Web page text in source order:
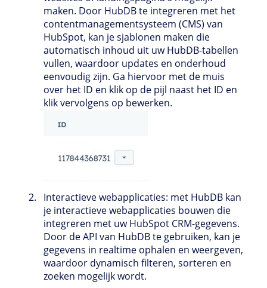
maken. Door HubDB te integreren met het
contentmanagementsysteem (CMS) van
HubSpot, kan je sjablonen maken die
automatisch inhoud uit uw HubDB-tabellen
vullen, waardoor updates en onderhoud
eenvoudig zijn. Ga hiervoor met de muis
over het ID en klik op de pijl naast het ID en
klik vervolgens op bewerken.
Interactieve webapplicaties: met HubDB kan
je interactieve webapplicaties bouwen die
integreren met uw HubSpot CRM-gegevens.
Door de API van HubDB te gebruiken, kan je
gegevens in realtime ophalen en weergeven,
waardoor dynamisch filteren, sorteren en
zoeken mogelijk wordt.